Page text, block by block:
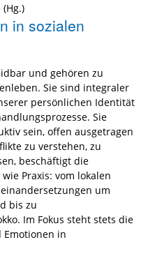
(Hg.)
in sozialen
und gehören zu
Sie sind integraler
persönlichen Identität
Sie
sein, offen ausgetragen
zu verstehen, zu
beschäftigt die
Praxis: vom lokalen
um
bis zu
Im Fokus steht stets die
Emotionen in